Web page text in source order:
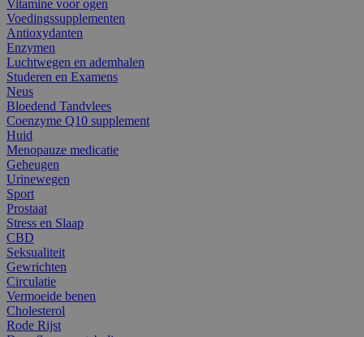
Vitamine voor ogen
Voedingssupplementen
Antioxydanten
Enzymen
Luchtwegen en ademhalen
Studeren en Examens
Neus
Bloedend Tandvlees
Coenzyme Q10 supplement
Huid
Menopauze medicatie
Geheugen
Urinewegen
Sport
Prostaat
Stress en Slaap
CBD
Seksualiteit
Gewrichten
Circulatie
Vermoeide benen
Cholesterol
Rode Rijst